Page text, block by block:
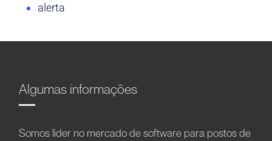
alerta
Algumas informações
Somos líder no mercado de software para postos de